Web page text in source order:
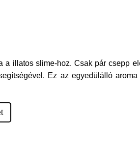
a illatos slime-hoz. Csak pár csepp
Ez az egyedülálló